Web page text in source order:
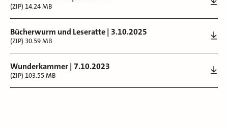
(ZIP) 14.24 MB
Bücherwurm und Leseratte | 3.10.2025
(ZIP) 30.59 MB
Wunderkammer | 7.10.2023
(ZIP) 103.55 MB